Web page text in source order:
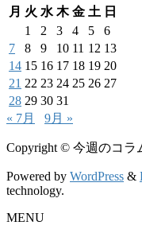
月 火 水 木 金 土 日
1
2 3 4 5
6
7
8 9 10 11 12 13
14 15 16 17 18 19 20
21 22 23 24 25 26 27
28 29 30 31
« 7月
9月 »
Copyright © 今週のコラ
Powered by WordPress &
technology.
MENU